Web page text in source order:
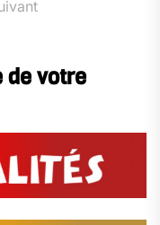
de votre